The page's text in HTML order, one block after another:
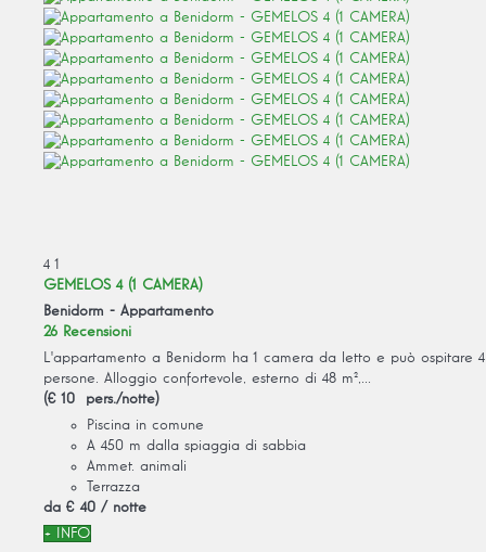
4 1
GEMELOS 4 (1 CAMERA)
Benidorm - Appartamento
26 Recensioni
L'appartamento a Benidorm ha 1 camera da letto e può ospitare 4
persone. Alloggio confortevole, esterno di 48 m²,...
(€ 10 pers./notte)
Piscina in comune
A 450 m dalla spiaggia di sabbia
Ammet. animali
Terrazza
da € 40 / notte
+ INFO